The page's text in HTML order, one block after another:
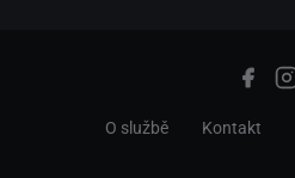
O službě Kontakt